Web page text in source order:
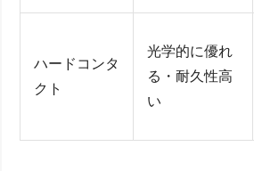
ハードコンタ
クト
光学的に優れ
る・耐久性高
い